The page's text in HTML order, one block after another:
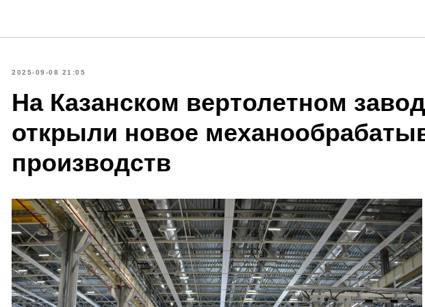
2025-09-08 21:05
На Казанском вертолетном
открыли новое
производств